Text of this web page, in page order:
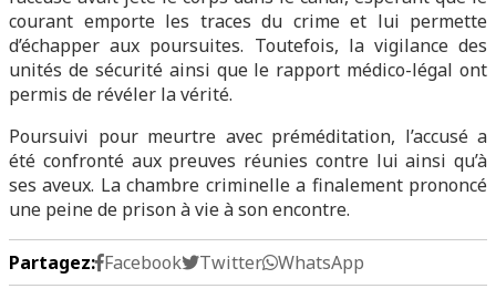
courant emporte les traces du crime et lui permette
d’échapper aux poursuites. Toutefois, la vigilance des
unités de sécurité ainsi que le rapport médico-légal ont
permis de révéler la vérité.
Poursuivi pour meurtre avec préméditation, l’accusé a
été confronté aux preuves réunies contre lui ainsi qu’à
ses aveux. La chambre criminelle a finalement prononcé
une peine de prison à vie à son encontre.
Partagez: Facebook Twitter WhatsApp